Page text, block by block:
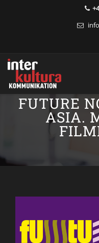
SkipFUTURE
ASIA.